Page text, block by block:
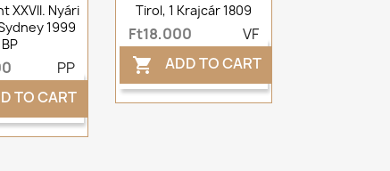
XXVII. Nyári
1999
BP
PP
TO CART
Tirol, 1 Krajcár 1809
Ft18,000 VF
 ADD TO CART